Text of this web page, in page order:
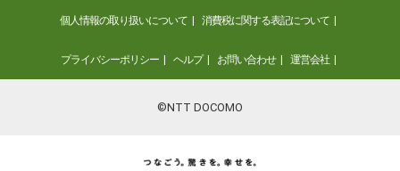
個人情報の取り扱いについて 消費税に関する表記について
プライバシーポリシー ヘルプ お問い合わせ 運営会社
©NTT DOCOMO